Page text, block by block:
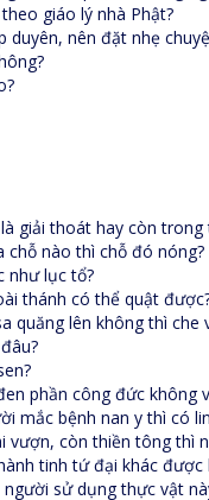
giáo lý nhà Phật?
nên đặt nhẹ
giải thoát hay còn trong
nào thì chỗ đó nóng?
như lục tổ?
thánh có thể quật
quăng lên không thì che
phần công đức không
mắc bệnh nan y thì có
vượn, còn thiền tông thì
tinh tứ đại khác được
sử dụng thực vật